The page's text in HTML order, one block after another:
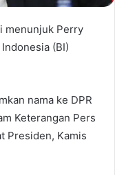
menunjuk Perry
(BI)
nama ke DPR
Keterangan Pers
Presiden, Kamis